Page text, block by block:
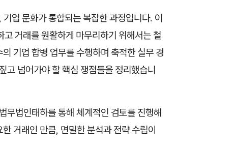
업 문화가 통합되는 복잡한 과정입니다. 이
거래를 원활하게 마무리하기 위해서는 철
기업 합병 업무를 수행하며 축적한 실무 경
고 넘어가야 할 핵심 쟁점들을 정리했습니
무법인태하를 통해 체계적인 검토를 진행해
거래인 만큼, 면밀한 분석과 전략 수립이